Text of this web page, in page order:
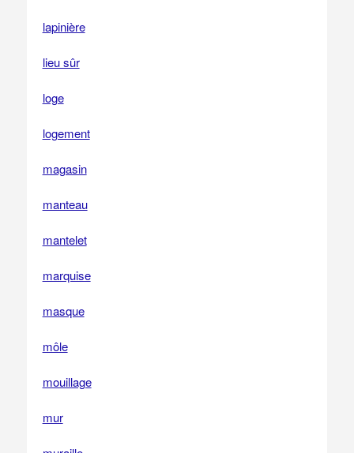
lapinière
lieu sûr
loge
logement
magasin
manteau
mantelet
marquise
masque
môle
mouillage
mur